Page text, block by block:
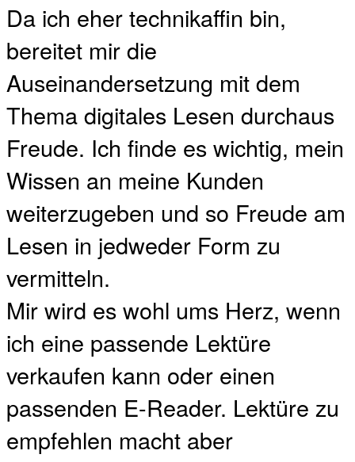
Da ich eher technikaffin bin,
bereitet mir die
Auseinandersetzung mit dem
Thema digitales Lesen durchaus
Freude. Ich finde es wichtig, mein
Wissen an meine Kunden
weiterzugeben und so Freude am
Lesen in jedweder Form zu
vermitteln.
Mir wird es wohl ums Herz, wenn
ich eine passende Lektüre
verkaufen kann oder einen
passenden E-Reader. Lektüre zu
empfehlen macht aber